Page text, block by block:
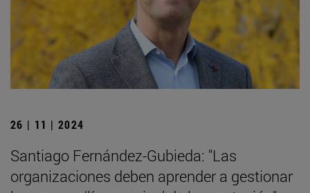
26 | 11 | 2024
Santiago Fernández-Gubieda: "Las
organizaciones deben aprender a gestionar